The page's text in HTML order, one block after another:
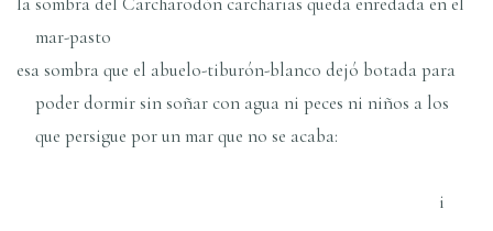
mar-pasto
esa sombra que el abuelo-tiburón-blanco dejó botada para
poder dormir sin soñar con agua ni peces ni niños a los
que persigue por un mar que no se acaba:
i